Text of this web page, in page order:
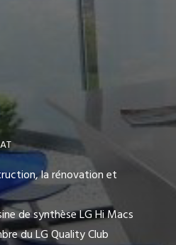
la rénovation et
de synthèse LG Hi Macs
du LG Quality Club